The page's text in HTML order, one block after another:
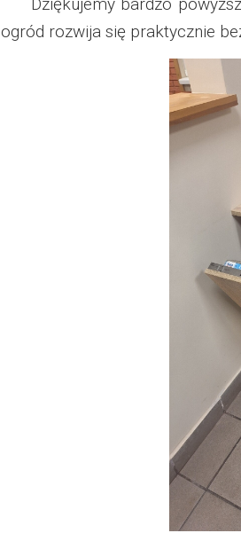
Dzień Działkowca
Dzień Działkowca
ogród rozwija się praktycznie